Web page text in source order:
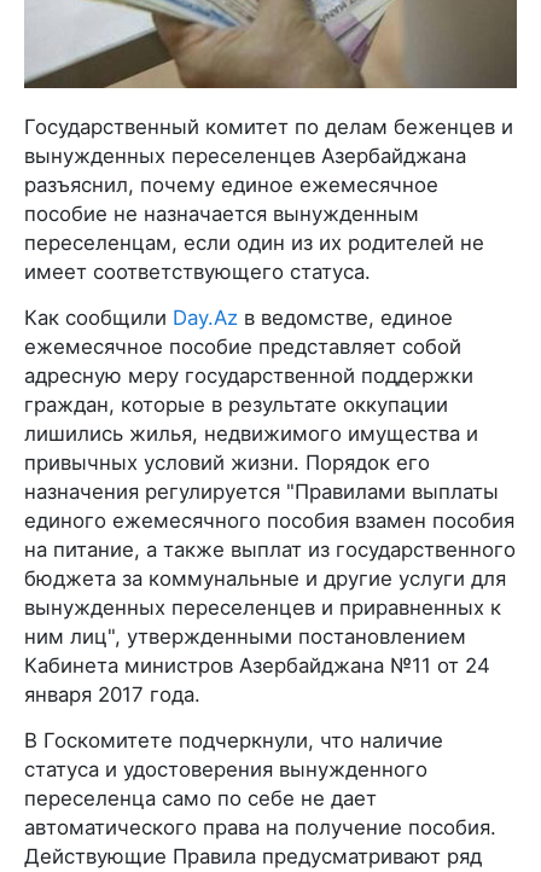
Государственный комитет по делам беженцев и
вынужденных переселенцев Азербайджана
разъяснил, почему единое ежемесячное
пособие не назначается вынужденным
переселенцам, если один из их родителей не
имеет соответствующего статуса.
Как сообщили Day.Az в ведомстве, единое
ежемесячное пособие представляет собой
адресную меру государственной поддержки
граждан, которые в результате оккупации
лишились жилья, недвижимого имущества и
привычных условий жизни. Порядок его
назначения регулируется "Правилами выплаты
единого ежемесячного пособия взамен пособия
на питание, а также выплат из государственного
бюджета за коммунальные и другие услуги для
вынужденных переселенцев и приравненных к
ним лиц", утвержденными постановлением
Кабинета министров Азербайджана №11 от 24
января 2017 года.
В Госкомитете подчеркнули, что наличие
статуса и удостоверения вынужденного
переселенца само по себе не дает
автоматического права на получение пособия.
Действующие Правила предусматривают ряд